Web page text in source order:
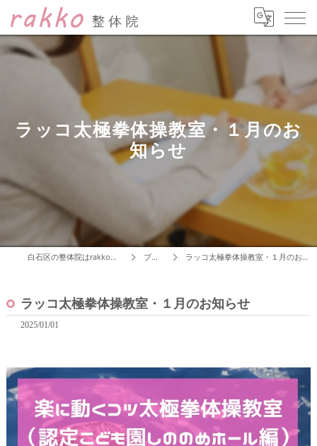
ラッコ太極拳体操教室・１月のお
知らせ
白石区の整体院はrakko整体院 ブログ ラッコ太極拳体操教室・１月のお知らせ
ラッコ太極拳体操教室・１月のお知らせ
2025/01/01